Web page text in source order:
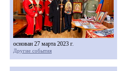
основан 27 марта 2023 г.
Другие события